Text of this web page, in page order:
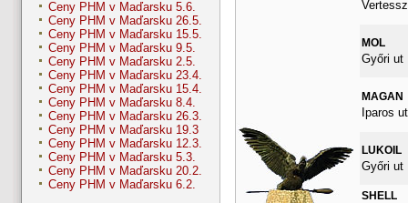
Ceny PHM v Maďarsku 5.6.
Ceny PHM v Maďarsku 26.5.
Ceny PHM v Maďarsku 15.5.
Ceny PHM v Maďarsku 9.5.
Ceny PHM v Maďarsku 2.5.
Ceny PHM v Maďarsku 23.4.
Ceny PHM v Maďarsku 15.4.
Ceny PHM v Maďarsku 8.4.
Ceny PHM v Maďarsku 26.3.
Ceny PHM v Maďarsku 19.3
Ceny PHM v Maďarsku 12.3.
Ceny PHM v Maďarsku 5.3.
Ceny PHM v Maďarsku 20.2.
Ceny PHM v Maďarsku 6.2.
MOL
Győri ut
MAGAN
Iparos
LUKOIL
Győri ut
SHELL